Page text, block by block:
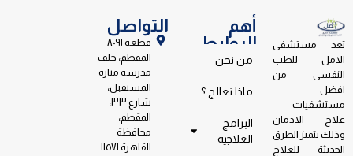
تعد مستشفى
الامل للطب
النفسى من
افضل
مستشفيات
علاج الادمان
وذلك بتميز الطرق
الحديثة للعلاج
أهم
الروابط
من نحن
ماذا نعالج ؟
البرامج
العلاجية
التواصل
قطعة ٨٠٩١ -
المقطم، خلف
مدرسة منارة
المستقبل،
شارع ٣٣،
المقطم،
محافظة
القاهرة ١١٥٧١